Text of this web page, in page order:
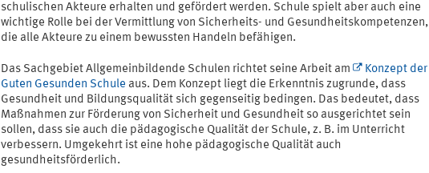
schulischen Akteure erhalten und gefördert werden. Schule spielt aber auch eine
wichtige Rolle bei der Vermittlung von Sicherheits- und Gesundheitskompetenzen,
die alle Akteure zu einem bewussten Handeln befähigen.
Das Sachgebiet Allgemeinbildende Schulen richtet seine Arbeit am
Konzept der
Guten Gesunden Schule aus. Dem Konzept liegt die Erkenntnis zugrunde, dass
Gesundheit und Bildungsqualität sich gegenseitig bedingen. Das bedeutet, dass
Maßnahmen zur Förderung von Sicherheit und Gesundheit so ausgerichtet sein
sollen, dass sie auch die pädagogische Qualität der Schule, z. B. im Unterricht
verbessern. Umgekehrt ist eine hohe pädagogische Qualität auch
gesundheitsförderlich.